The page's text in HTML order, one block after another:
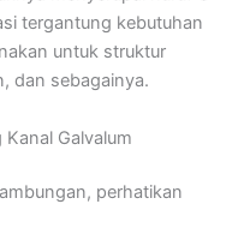
tergantung kebutuhan
untuk struktur
dan sebagainya.
Galvalum
perhatikan